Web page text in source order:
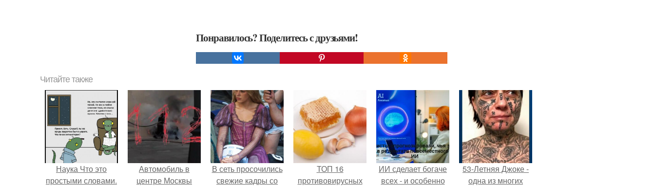
Понравилось? Поделитесь с друзьями!
Читайте также
Наука Что это
простыми словами.
Автомобиль в
центре Москвы
В сеть просочились
свежие кадры со
ТОП 16
противовирусных
ИИ сделает богаче
всех - и особенно
53-Летняя Джоке -
одна из многих